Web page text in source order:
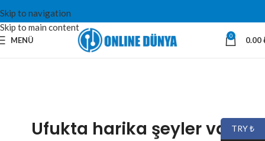
Skip to navigation
Skip to main content
MENÜ 0 0.00
Ufukta harika şeyler varTRY ₺